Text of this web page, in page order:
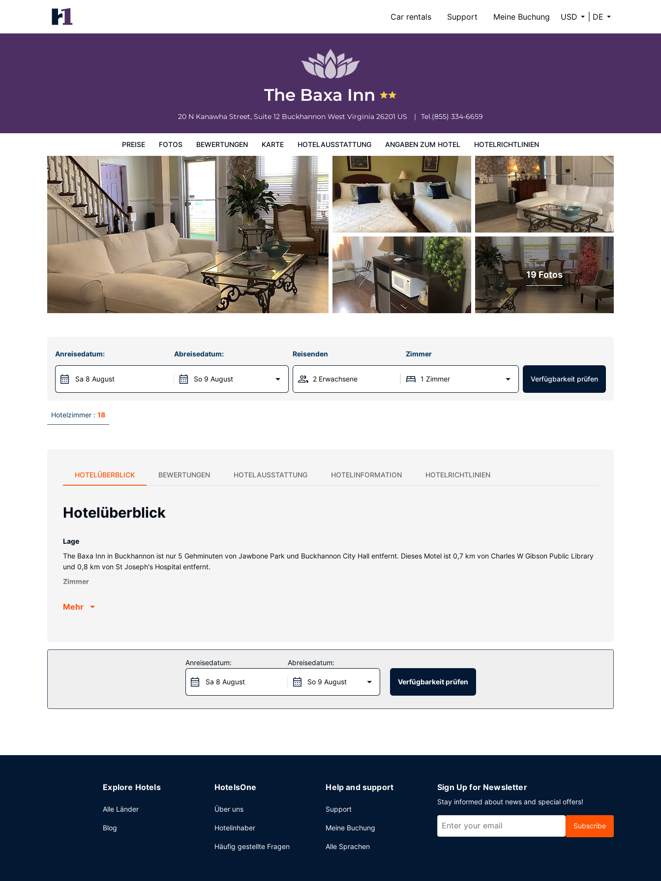
Car rentals Support Meine Buchung USD DE
The Baxa Inn
20 N Kanawha Street, Suite 12 Buckhannon West Virginia 26201 US Tel.(855) 334-6659
PREISE FOTOS BEWERTUNGEN KARTE HOTELAUSSTATTUNG ANGABEN ZUM HOTEL HOTELRICHTLINIEN
The Baxa Inn
Preise
19 Fotos
Anreisedatum:
Sa 8 August
Abreisedatum:
So 9 August
Reisenden Zimmer
2 Erwachsene 1 Zimmer Verfügbarkeit prüfen
Hotelzimmer : 18
HOTELÜBERBLICK BEWERTUNGEN HOTELAUSSTATTUNG HOTELINFORMATION HOTELRICHTLINIEN
Hotelüberblick
Lage
The Baxa Inn in Buckhannon ist nur 5 Gehminuten von Jawbone Park und Buckhannon City Hall entfernt. Dieses Motel ist 0,7 km von Charles W Gibson Public Library
und 0,8 km von St Joseph's Hospital entfernt.
Zimmer
außerdem einen WLAN-Internetzugang (kostenlos). Die Badezimmer bieten Duschwannen und kostenlose Toilettenartikel. Zur Austattung gehören Telefone und
Ein inbegriffenes großes Frühstück wird am Wochenende von 07:00 Uhr bis 09:00 Uhr angeboten.
Mehr
Anreisedatum:
Sa 8 August
Abreisedatum:
So 9 August Verfügbarkeit prüfen
Explore Hotels
Alle Länder
Blog
HotelsOne
Über uns
Hotelinhaber
Häufig gestellte Fragen
Help and support
Support
Meine Buchung
Alle Sprachen
Sign Up for Newsletter
Stay informed about news and special offers!
Subscribe